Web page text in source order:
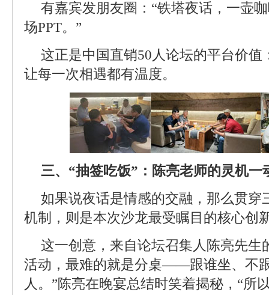
有嘉宾发朋友圈：“铁塔夜话，一壶
场PPT。”
这正是中国直销50人论坛的平台价值
让每一次相遇都有温度。
三、“抽签吃饭”：陈亮老师的灵机一
如果说夜话是情感的交融，那么贯穿
机制，则是本次沙龙最受瞩目的核心创
这一创意，来自论坛召集人陈亮先生
活动，最难的就是分桌——跟谁坐、不
人。”陈亮在晚宴总结时笑着揭秘，“所